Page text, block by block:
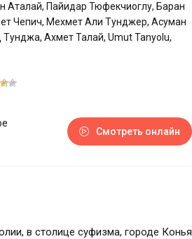
Аталай, Пайидар Тюфекчиоглу, Баран
Чепич, Мехмет Али Тунджер, Асуман
Ахмет Талай, Umut Tanyolu,
Смотреть онлайн
в столице суфизма, городе Конья